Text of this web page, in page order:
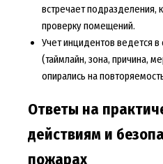
встречает подразделения,
проверку помещений.
Учет инцидентов ведется в
(таймлайн, зона, причина,
опирались на
Ответы на
действиям и
пожарах